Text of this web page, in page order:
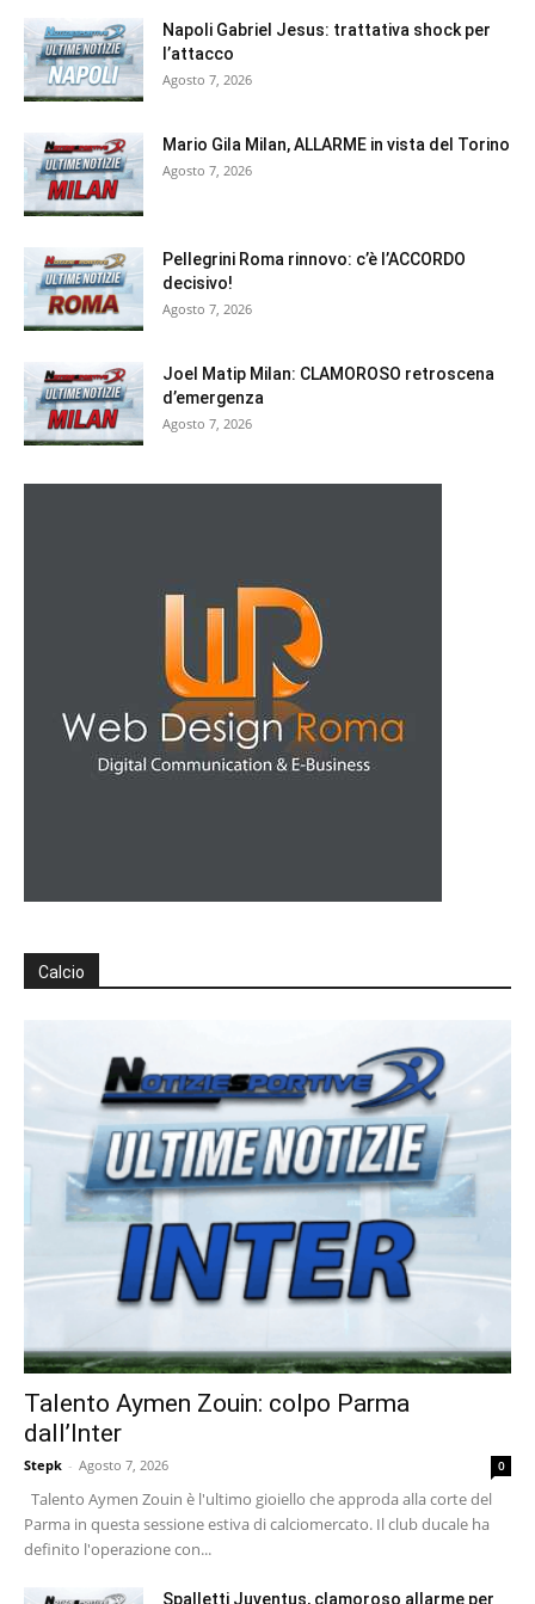
Napoli Gabriel Jesus: trattativa shock per
l’attacco
Agosto 7, 2026
Mario Gila Milan, ALLARME in vista del Torino
Agosto 7, 2026
Pellegrini Roma rinnovo: c’è l’ACCORDO
decisivo!
Agosto 7, 2026
Joel Matip Milan: CLAMOROSO retroscena
d’emergenza
Agosto 7, 2026
Calcio
Talento Aymen Zouin: colpo Parma
dall’Inter
Stepk - Agosto 7, 2026 0
Talento Aymen Zouin è l'ultimo gioiello che approda alla corte del
Parma in questa sessione estiva di calciomercato. Il club ducale ha
definito l'operazione con...
Spalletti Juventus, clamoroso allarme per